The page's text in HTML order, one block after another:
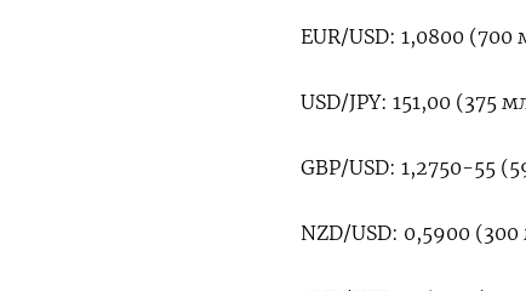
EUR/USD: 1,0800
USD/JPY: 151,00 (375
GBP/USD: 1,2750-55
NZD/USD: 0,5900